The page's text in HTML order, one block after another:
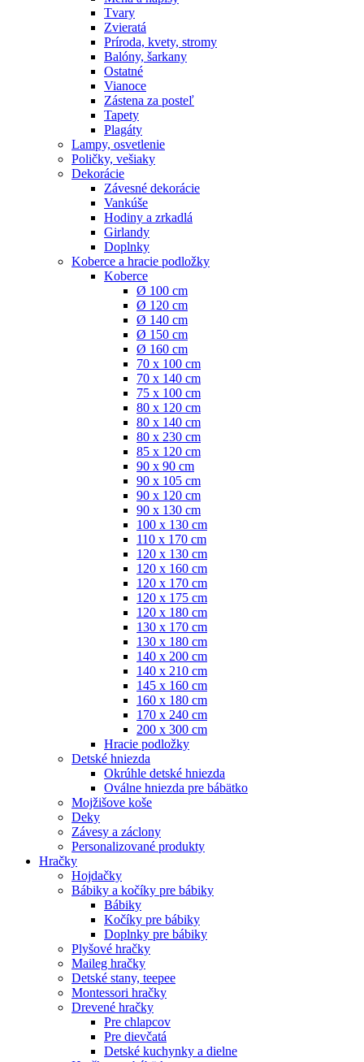
Tvary
Zvieratá
Príroda, kvety, stromy
Balóny, šarkany
Ostatné
Vianoce
Zástena za posteľ
Tapety
Plagáty
Lampy, osvetlenie
Poličky, vešiaky
Dekorácie
Závesné dekorácie
Vankúše
Hodiny a zrkadlá
Girlandy
Doplnky
Koberce a hracie podložky
Koberce
Ø 100 cm
Ø 120 cm
Ø 140 cm
Ø 150 cm
Ø 160 cm
70 x 100 cm
70 x 140 cm
75 x 100 cm
80 x 120 cm
80 x 140 cm
80 x 230 cm
85 x 120 cm
90 x 90 cm
90 x 105 cm
90 x 120 cm
90 x 130 cm
100 x 130 cm
110 x 170 cm
120 x 130 cm
120 x 160 cm
120 x 170 cm
120 x 175 cm
120 x 180 cm
130 x 170 cm
130 x 180 cm
140 x 200 cm
140 x 210 cm
145 x 160 cm
160 x 180 cm
170 x 240 cm
200 x 300 cm
Hracie podložky
Detské hniezda
Okrúhle detské hniezda
Oválne hniezda pre bábätko
Mojžišove koše
Deky
Závesy a záclony
Personalizované produkty
Hračky
Hojdačky
Bábiky a kočíky pre bábiky
Bábiky
Kočíky pre bábiky
Doplnky pre bábiky
Plyšové hračky
Maileg hračky
Detské stany, teepee
Montessori hračky
Drevené hračky
Pre chlapcov
Pre dievčatá
Detské kuchynky a dielne